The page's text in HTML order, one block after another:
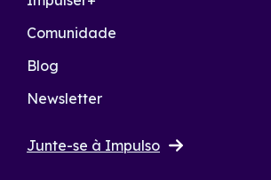
Comunidade
Blog
Newsletter
Junte-se à Impulso